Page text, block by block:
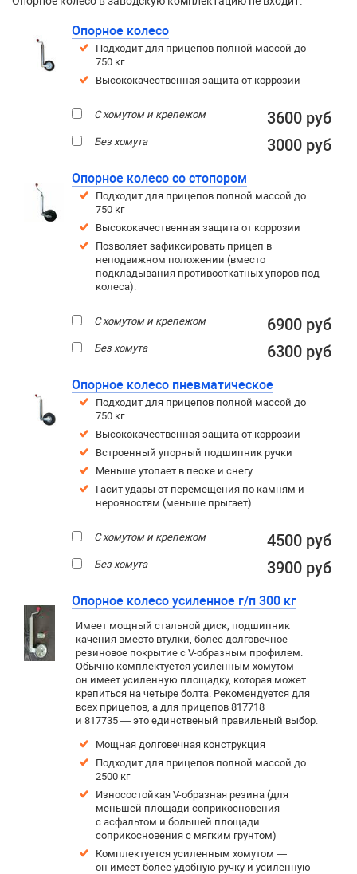
Опорное колесо
Подходит для прицепов полной массой до
750 кг
Высококачественная защита от коррозии
С хомутом и крепежом 3600 руб
Без хомута 3000 руб
Опорное колесо со стопором
Подходит для прицепов полной массой до
750 кг
Высококачественная защита от коррозии
Позволяет зафиксировать прицеп в
неподвижном положении (вместо
подкладывания противооткатных упоров под
колеса).
С хомутом и крепежом 6900 руб
Без хомута 6300 руб
Опорное колесо пневматическое
Подходит для прицепов полной массой до
750 кг
Высококачественная защита от коррозии
Встроенный упорный подшипник ручки
Меньше утопает в песке и снегу
Гасит удары от перемещения по камням и
неровностям (меньше прыгает)
С хомутом и крепежом 4500 руб
Без хомута 3900 руб
Опорное колесо усиленное г/п 300 кг
Имеет мощный стальной диск, подшипник
качения вместо втулки, более долговечное
резиновое покрытие c V-образным профилем.
Обычно комплектуется усиленным хомутом —
он имеет усиленную площадку, которая может
крепиться на четыре болта. Рекомендуется для
всех прицепов, а для прицепов 817718
и 817735 — это единственый правильный выбор.
Мощная долговечная конструкция
Подходит для прицепов полной массой до
2500 кг
Износостойкая V-образная резина (для
меньшей площади соприкосновения
с асфальтом и большей площади
соприкосновения с мягким грунтом)
Комплектуется усиленным хомутом —
он имеет более удобную ручку и усиленную